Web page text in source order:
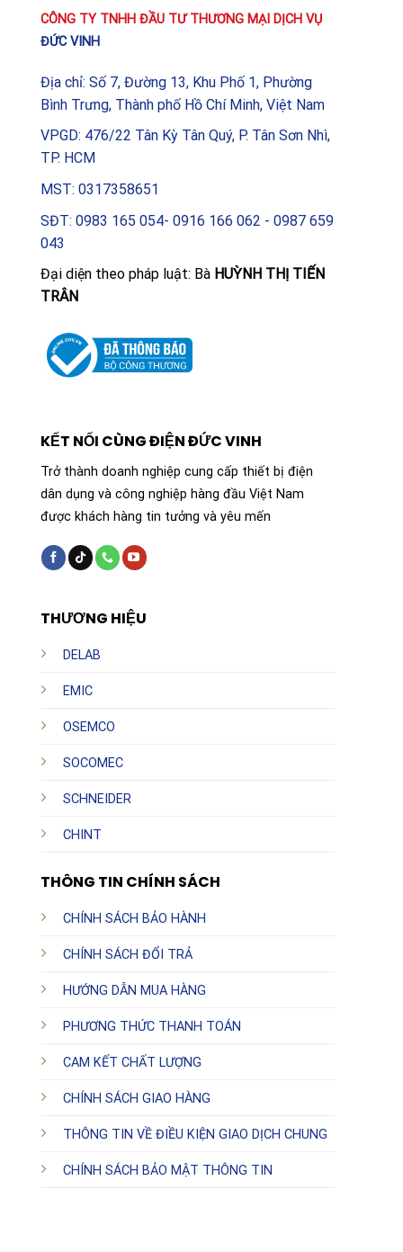
CÔNG TY TNHH ĐẦU TƯ THƯƠNG MẠI DỊCH VỤ
ĐỨC VINH
Địa chỉ: Số 7, Đường 13, Khu Phố 1, Phường
Bình Trưng, Thành phố Hồ Chí Minh, Việt Nam
VPGD: 476/22 Tân Kỳ Tân Quý, P. Tân Sơn Nhì,
TP. HCM
MST: 0317358651
SĐT: 0983 165 054- 0916 166 062 - 0987 659
043
Đại diện theo pháp luật: Bà HUỲNH THỊ TIẾN
TRÂN
THƯƠNG HIỆU
DELAB
EMIC
OSEMCO
SOCOMEC
SCHNEIDER
CHINT
THÔNG TIN CHÍNH SÁCH
CHÍNH SÁCH BẢO HÀNH
CHÍNH SÁCH ĐỔI TRẢ
HƯỚNG DẪN MUA HÀNG
PHƯƠNG THỨC THANH TOÁN
CAM KẾT CHẤT LƯỢNG
CHÍNH SÁCH GIAO HÀNG
THÔNG TIN VỀ ĐIỀU KIỆN GIAO DỊCH CHUNG
CHÍNH SÁCH BẢO MẬT THÔNG TIN
KẾT NỐI CÙNG ĐIỆN ĐỨC VINH
Trở thành doanh nghiệp cung cấp thiết bị điện
dân dụng và công nghiệp hàng đầu Việt Nam
được khách hàng tin tưởng và yêu mến